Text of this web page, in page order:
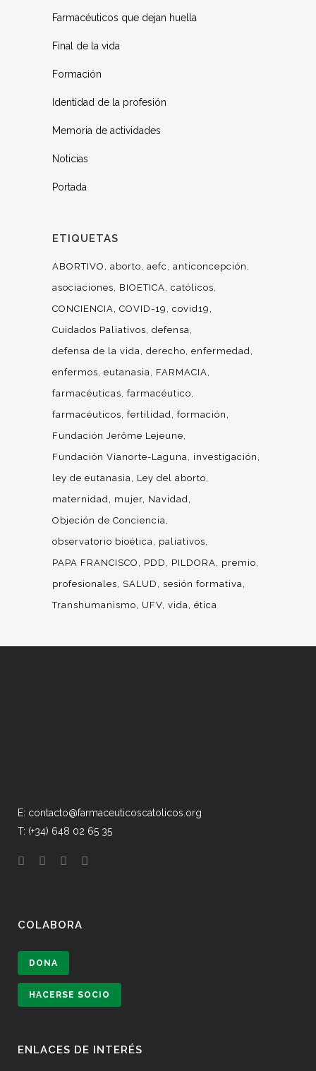
Farmacéuticos que dejan huella
Final de la vida
Formación
Identidad de la profesión
Memoria de actividades
Noticias
Portada
ETIQUETAS
ABORTIVO aborto aefc
anticoncepción
asociaciones
BIOETICA católicos
CONCIENCIA COVID-19
covid19
Cuidados Paliativos defensa
defensa de la vida derecho enfermedad
enfermos eutanasia
FARMACIA
farmacéuticas farmacéutico
farmacéuticos fertilidad formación
Fundación Jerôme Lejeune
Fundación Vianorte-Laguna
investigación
ley de eutanasia
Ley del aborto
maternidad
mujer Navidad
Objeción de Conciencia
observatorio bioética
paliativos
PAPA FRANCISCO
PDD PILDORA
premio
profesionales
SALUD
sesión formativa
Transhumanismo
UFV vida ética
E: contacto@farmaceuticoscatolicos.org
T: (+34) 648 02 65 35
COLABORA
DONA
HACERSE SOCIO
ENLACES DE INTERÉS